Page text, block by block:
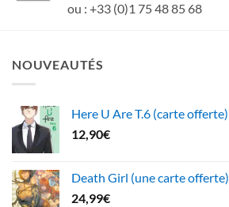
ou : +33 (0)1 75 48 85 68
NOUVEAUTÉS
Here U Are T.6 (carte offerte)
12,90€
Death Girl (une carte offerte)
24,99€